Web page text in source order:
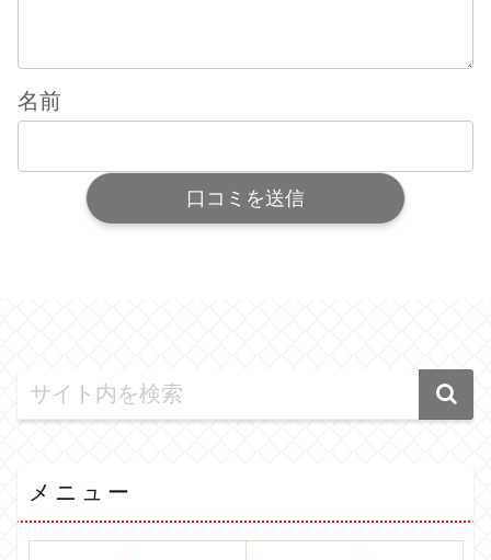
名前
メニュー